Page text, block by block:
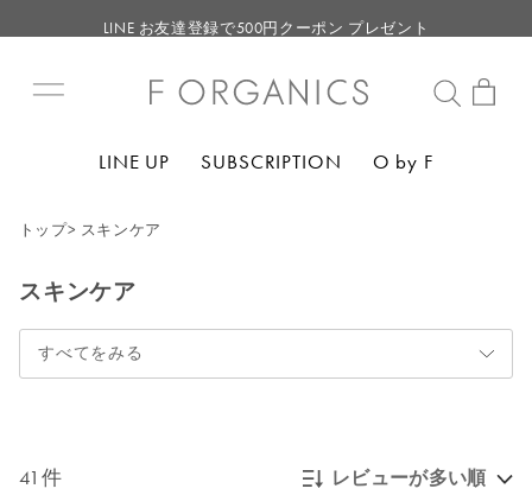
LINE お友達登録で500円クーポン プレゼント
【重要】お盆期間中のお問い合わせと商品配送に関しまして
LINE お友達登録で500円クーポン プレゼント
LINE UP SUBSCRIPTION O by F
トップ> スキンケア
スキンケア
すべてをみる
41件 レビューが多い順